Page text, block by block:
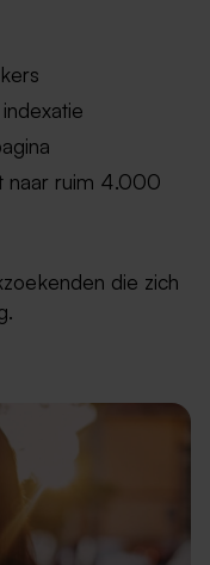
naar ruim 4.000
die zich